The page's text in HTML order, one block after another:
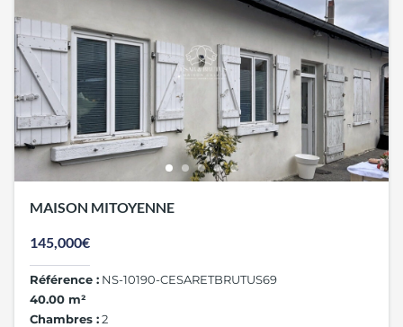
MAISON MITOYENNE
145,000€
Référence :NS-10190-CESARETBRUTUS69
40.00 m²
Chambres :2